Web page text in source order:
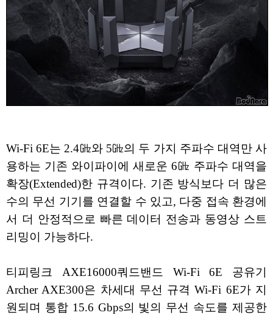
Wi-Fi 6E는 2.4㎓와 5㎓의 두 가지 주파수 대역만 사
용하는 기존 와이파이에 새로운 6㎓ 주파수 대역을
확장(Extended)한 규격이다. 기존 방식보다 더 많은
수의 무선 기기를 연결할 수 있고, 다중 접속 환경에
서 더 안정적으로 빠른 데이터 전송과 동영상 스트
리밍이 가능하다.
티피링크 AXE16000쿼드밴드 Wi-Fi 6E 공유기
Archer AXE300은 차세대 무선 규격 Wi-Fi 6E가 지
원되며 통합 15.6 Gbps의 빛의 무선 속도를 제공한